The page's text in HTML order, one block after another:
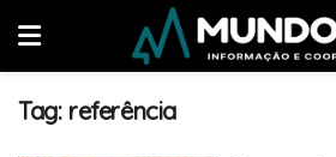
Tag: referência